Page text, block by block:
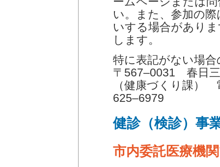
い。また、参加の
いする場合があり
します。
特に表記がない場合
〒567‒0031 春日
（健康づくり課）
625‒6979
健診（検診）事
市内委託医療機